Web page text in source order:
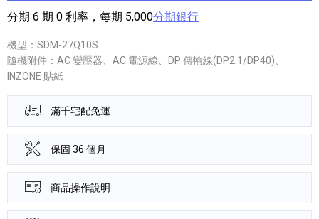
分期 6 期 0 利率，每期 5,000分期銀行
機型：SDM-27Q10S
隨機附件：AC 變壓器、AC 電源線、DP 傳輸線(DP2.1/DP40)、
INZONE 貼紙
滿千宅配免運
保固 36 個月
商品操作說明